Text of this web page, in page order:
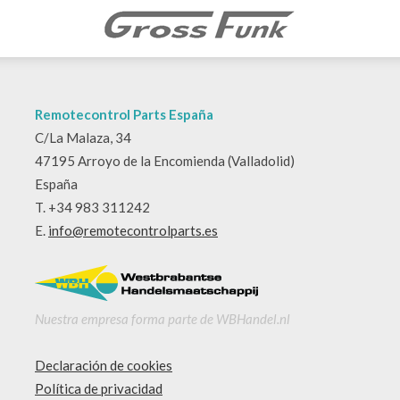
Remotecontrol Parts España
C/La Malaza, 34
47195 Arroyo de la Encomienda (Valladolid)
España
T. +34 983 311242
E. info@remotecontrolparts.es
Nuestra empresa forma parte de WBHandel.nl
Declaración de cookies
Política de privacidad